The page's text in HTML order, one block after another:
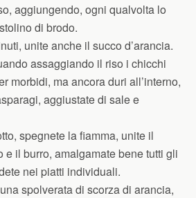
aggiungendo, ogni qualvolta lo
di brodo.
unite anche il succo d’arancia.
assaggiando il riso i chicchi
morbidi, ma ancora duri all’interno,
aggiustate di sale e
spegnete la fiamma, unite il
e il burro, amalgamate bene tutti gli
nei piatti individuali.
spolverata di scorza di arancia,